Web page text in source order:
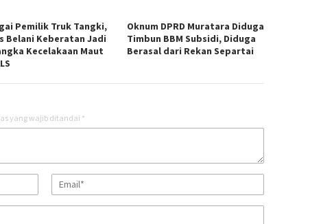
Pemilik Truk Tangki,
Belani Keberatan Jadi
Kecelakaan Maut
Oknum DPRD Muratara Diduga
Timbun BBM Subsidi, Diduga
Berasal dari Rekan Separtai
yang wajib ditandai *